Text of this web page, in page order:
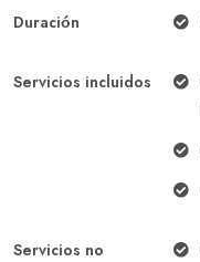
Duración
Servicios incluidos
Servicios no